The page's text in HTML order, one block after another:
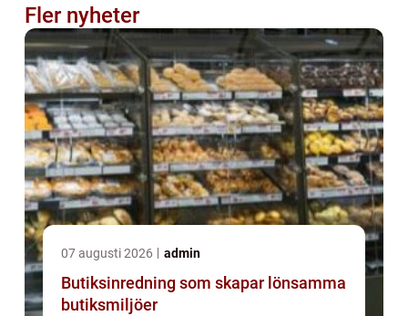
Fler nyheter
07 augusti 2026 admin
Butiksinredning som skapar lönsamma
butiksmiljöer